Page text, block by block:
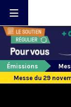
Émissions
Messe du 29